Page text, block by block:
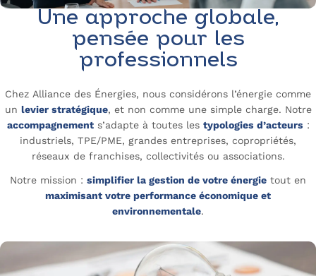
Une approche globale,
pensée pour les
professionnels
Chez Alliance des Énergies, nous considérons l’énergie comme
un levier stratégique, et non comme une simple charge. Notre
accompagnements’adapte à toutes les typologies d’acteurs :
industriels, TPE/PME, grandes entreprises, copropriétés,
réseaux de franchises, collectivités ou associations.
Notre mission : simplifier la gestion de votre énergie tout en
maximisant votre performance économique et
environnementale.